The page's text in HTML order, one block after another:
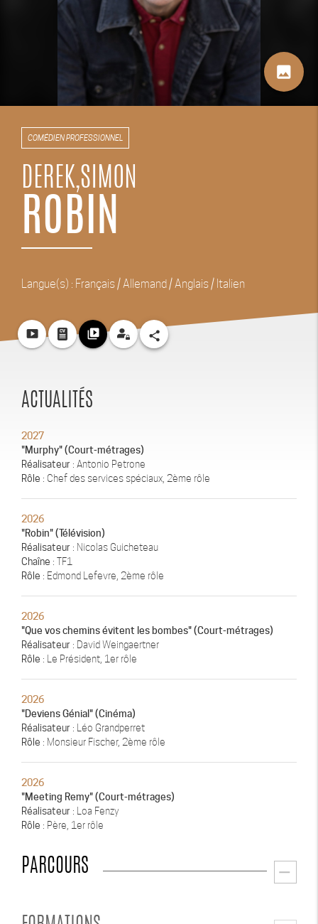
image
COMÉDIEN PROFESSIONNEL
DEREK,SIMON
ROBIN
Langue(s) : Français / Allemand / Anglais / Italien
smart_display video_library share
ACTUALITÉS
2027
"Murphy" (Court-métrages)
Réalisateur : Antonio Petrone
Rôle : Chef des services spéciaux, 2ème rôle
2026
"Robin" (Télévision)
Réalisateur : Nicolas Guicheteau
Chaîne : TF1
Rôle : Edmond Lefevre, 2ème rôle
2026
"Que vos chemins évitent les bombes" (Court-métrages)
Réalisateur : David Weingaertner
Rôle : Le Président, 1er rôle
2026
"Deviens Génial" (Cinéma)
Réalisateur : Léo Grandperret
Rôle : Monsieur Fischer, 2ème rôle
2026
"Meeting Remy" (Court-métrages)
Réalisateur : Loa Fenzy
Rôle : Père, 1er rôle
PARCOURS remove